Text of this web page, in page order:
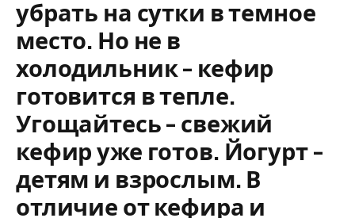
убрать на сутки в темное
место. Но не в
холодильник – кефир
готовится в тепле.
Угощайтесь – свежий
кефир уже готов. Йогурт –
детям и взрослым. В
отличие от кефира и